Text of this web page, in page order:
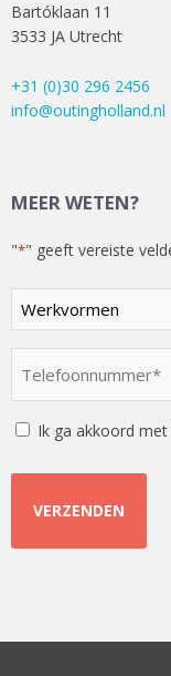
Bartóklaan 11
3533 JA Utrecht
+31 (0)30 296 2456
info@outingholland.nl
MEER WETEN?
"*" geeft vereiste
Kies
een
optie
Instemming
Ik ga akkoord